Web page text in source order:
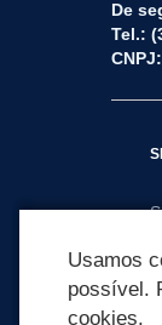
De
Tel.:
Usamos
possível.
cookies.